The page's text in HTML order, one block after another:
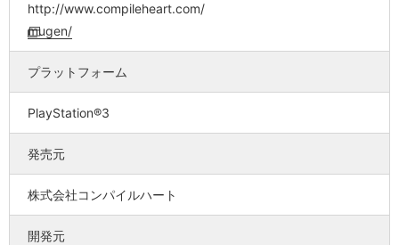
http://www.compileheart.com/
mugen/
プラットフォーム
PlayStation®3
発売元
株式会社コンパイルハート
開発元